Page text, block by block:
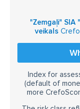
"Zemgaļi" SIA
veikals
Index for
(default of
more